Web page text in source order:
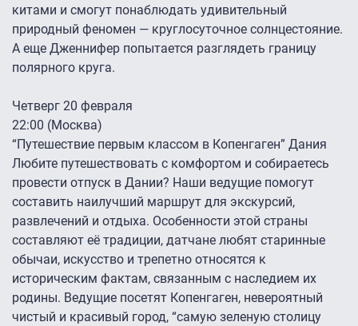
китами и смогут понаблюдать удивительный
природный феномен — круглосуточное солнцестояние.
А еще Дженнифер попытается разглядеть границу
полярного круга.
Четверг 20 февраля
22:00 (Москва)
“Путешествие первым классом в Копенгаген” Дания
Любите путешествовать с комфортом и собираетесь
провести отпуск в Дании? Наши ведущие помогут
составить наилучший маршрут для экскурсий,
развлечений и отдыха. Особенности этой страны
составляют её традиции, датчане любят старинные
обычаи, искусство и трепетно относятся к
историческим фактам, связанным с наследием их
родины. Ведущие посетят Копенгаген, невероятный
чистый и красивый город, “самую зеленую столицу